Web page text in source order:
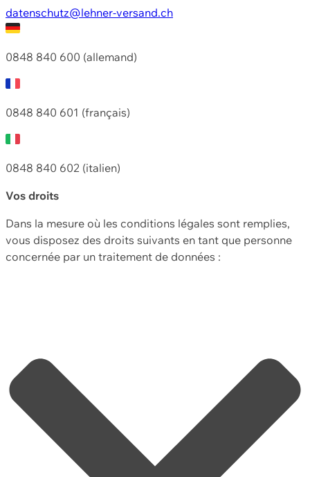
datenschutz@lehner-versand.ch
0848 840 600 (allemand)
0848 840 601 (français)
0848 840 602 (italien)
Vos droits
Dans la mesure où les conditions légales sont remplies,
vous disposez des droits suivants en tant que personne
concernée par un traitement de données :